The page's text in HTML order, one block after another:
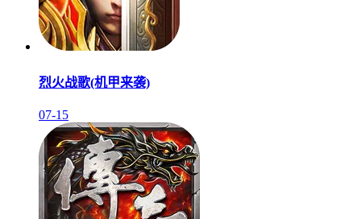
烈火战歌(机甲来袭)
07-15